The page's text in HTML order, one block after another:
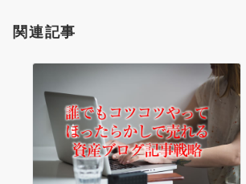
ン
関連記事